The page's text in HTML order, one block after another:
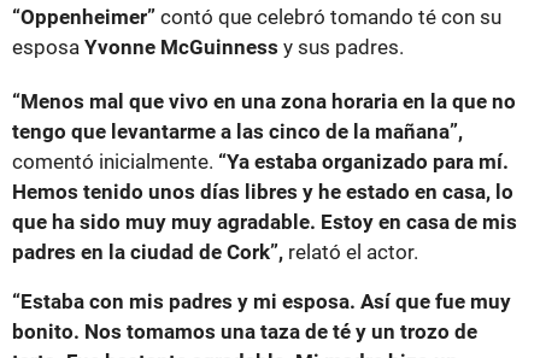
“Oppenheimer” contó que celebró tomando té con su
esposa Yvonne McGuinness y sus padres.
“Menos mal que vivo en una zona horaria en la que no
tengo que levantarme a las cinco de la mañana”,
comentó inicialmente. “Ya estaba organizado para mí.
Hemos tenido unos días libres y he estado en casa, lo
que ha sido muy muy agradable. Estoy en casa de mis
padres en la ciudad de Cork”, relató el actor.
“Estaba con mis padres y mi esposa. Así que fue muy
bonito. Nos tomamos una taza de té y un trozo de